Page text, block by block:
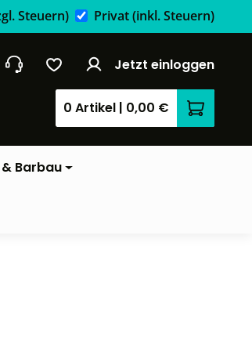
Steuern) Privat(inkl. Steuern)
Jetzt einloggen
0 Artikel | 0,00 €
Barbau